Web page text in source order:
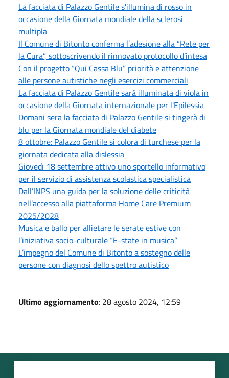
La facciata di Palazzo Gentile s'illumina di rosso in
occasione della Giornata mondiale della sclerosi
multipla
Il Comune di Bitonto conferma l’adesione alla “Rete per
la Cura”, sottoscrivendo il rinnovato protocollo d’intesa
Con il progetto “Qui Cassa Blu” priorità e attenzione
alle persone autistiche negli esercizi commerciali
La facciata di Palazzo Gentile sarà illuminata di viola in
occasione della Giornata internazionale per l'Epilessia
Domani sera la facciata di Palazzo Gentile si tingerà di
blu per la Giornata mondiale del diabete
8 ottobre: Palazzo Gentile si colora di turchese per la
giornata dedicata alla dislessia
Giovedì 18 settembre attivo uno sportello informativo
per il servizio di assistenza scolastica specialistica
Dall’INPS una guida per la soluzione delle criticità
nell’accesso alla piattaforma Home Care Premium
2025/2028
Musica e ballo per allietare le serate estive con
l’iniziativa socio-culturale “E-state in musica”
L’impegno del Comune di Bitonto a sostegno delle
persone con diagnosi dello spettro autistico
Ultimo aggiornamento: 28 agosto 2024, 12:59